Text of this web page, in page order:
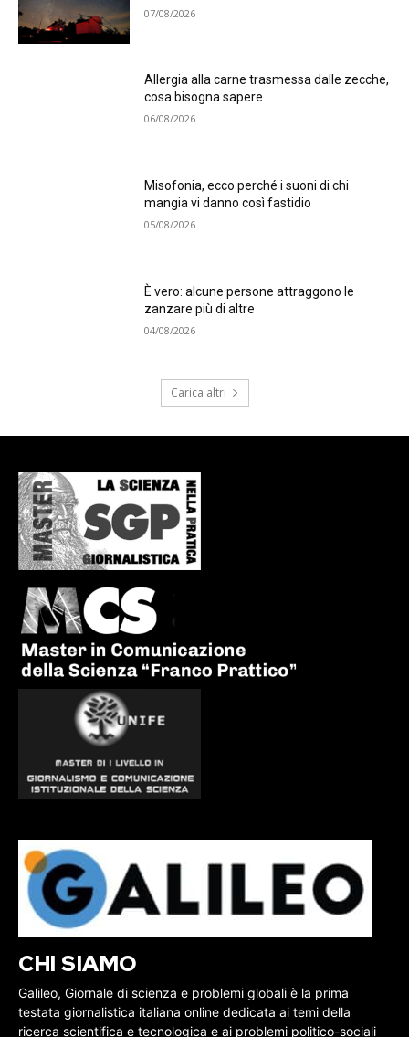
07/08/2026
Allergia alla carne trasmessa dalle zecche,
cosa bisogna sapere
06/08/2026
Misofonia, ecco perché i suoni di chi
mangia vi danno così fastidio
05/08/2026
È vero: alcune persone attraggono le
zanzare più di altre
04/08/2026
Carica altri
CHI SIAMO
Galileo, Giornale di scienza e problemi globali è la prima
testata giornalistica italiana online dedicata ai temi della
ricerca scientifica e tecnologica e ai problemi politico-sociali